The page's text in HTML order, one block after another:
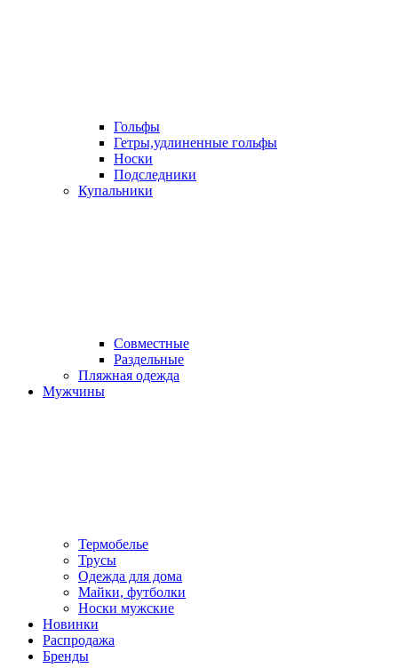
Гольфы
Гетры,удлиненные гольфы
Носки
Подследники
Купальники
Совместные
Раздельные
Пляжная одежда
Мужчины
Термобелье
Трусы
Одежда для дома
Майки, футболки
Носки мужские
Новинки
Распродажа
Бренды